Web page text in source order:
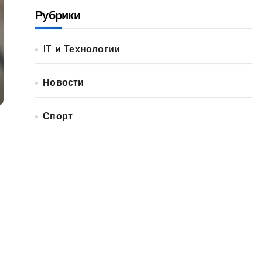
Рубрики
IT и Технологии
Новости
Спорт